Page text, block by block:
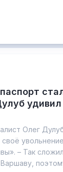
удивил
Олег
– Так